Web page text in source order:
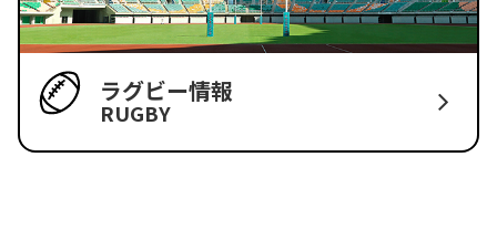
ラグビー情報
RUGBY